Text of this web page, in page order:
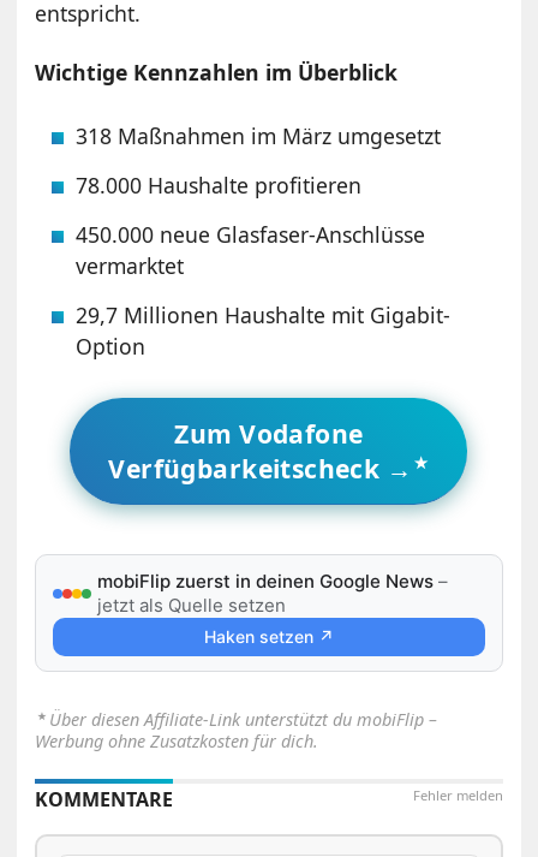
entspricht.
Wichtige Kennzahlen im Überblick
318 Maßnahmen im März umgesetzt
78.000 Haushalte profitieren
450.000 neue Glasfaser-Anschlüsse
vermarktet
29,7 Millionen Haushalte mit Gigabit-
Option
Zum Vodafone
Verfügbarkeitscheck →
mobiFlip zuerst in deinen Google News –
jetzt als Quelle setzen
Haken setzen ↗
⋆ Über diesen Affiliate-Link unterstützt du mobiFlip –
Werbung ohne Zusatzkosten für dich.
Fehler melden
KOMMENTARE